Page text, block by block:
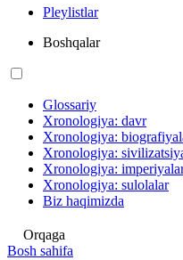
Pleylistlar
Boshqalar
Glossariy
Xronologiya: davr
Xronologiya:
Xronologiya:
Xronologiya:
Xronologiya: sulolalar
Biz haqimizda
Orqaga
Bosh sahifa